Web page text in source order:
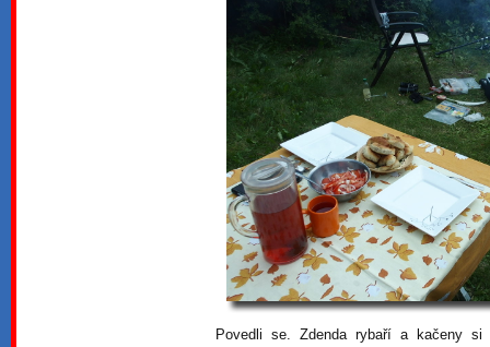
Povedli se. Zdenda rybaří a kačeny